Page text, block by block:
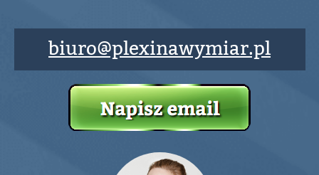
biuro@plexinawymiar.pl